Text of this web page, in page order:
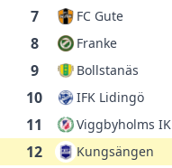
7 FC Gute
8 Franke
9 Bollstanäs
10 IFK Lidingö
11 Viggbyholms IK
12 Kungsängen